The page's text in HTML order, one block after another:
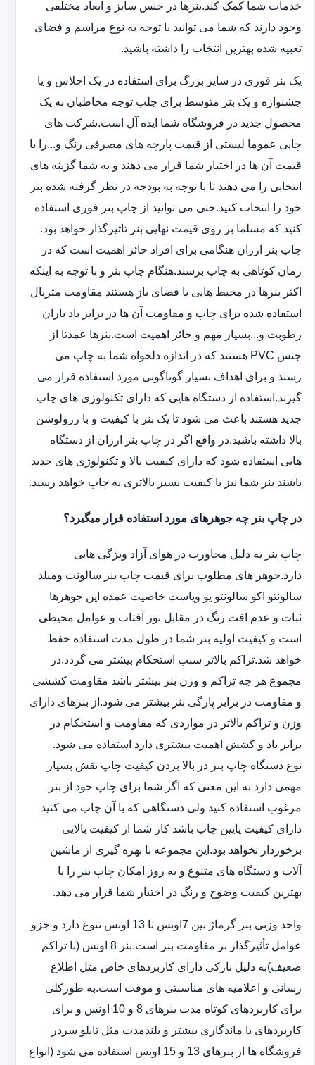
خدمات شما کمک کند.بنرها در جنس سایز و ابعاد مختلفی
وجود دارند که شما می توانید با توجه به نوع مراسم و فضای
تعبیه شده بهترین انتخاب را داشته باشید.
یک بنر فوری در سایز بزرگ برای استفاده در یک اجلاس و یا
جشنواره و یک بنر متوسط برای جلب توجه مخاطبان به یک
محصول جدید در فروشگاه شما ایده آل است.شرکت های
چاپی عموما لیستی از قیمت پارچه های مصرفی رنگ و...را با
قیمت آن ها در اختیار شما قرار می دهند و به شما گزینه های
انتخابی را می دهند تا با توجه به بودجه در نظر گرفته شده بنر
خود را انتخاب کنید.حتی می توانید از چاپ بنر فوری استفاده
کنید که مسلما بر روی قیمت نهایی بنر تاثیرگذار خواهد بود.
چاپ بنر ارزان هنگامی برای افراد حائز اهمیت است که در
زمان کوتاهی به چاپ برسند.هنگام چاپ بنر و با توجه به اینکه
اکثر بنرها در محیط هایی با فضای باز هستند مقاومت متریال
استفاده شده برای چاپ و مقاومت آن ها در برابر باد باران
رطوبت و...بسیار مهم و حائز اهمیت است.بنرها عمدتا از
جنس PVC هستند که در اندازه دلخواه شما به چاپ می
رسند و برای اهداف بسیار گوناگونی مورد استفاده قرار می
گیرند.استفاده از دستگاه هایی که دارای تکنولوژی های چاپ
جدید هستند باعث می شود تا یک بنر با کیفیت و با رزولوشن
بالا داشته باشید.در واقع اگر در چاپ بنر ارزان از دستگاه
هایی استفاده شود که دارای کیفیت بالا و تکنولوژی های جدید
باشند بنر شما نیز با کیفیت بسیر بالاتری به چاپ خواهد رسید.
در چاپ بنر چه جوهرهای مورد استفاده قرار میگیرد؟
چاپ بنر به دلیل مجاورت در هوای آزاد ویژگی هایی
دارد.جوهر های مطلوب برای قیمت چاپ بنر سالونت ‏و‏‏میلد
سالونت‎و ‎‏اکو سالونت‎‎‏و یو وی‎‏است خاصیت عمده این ‏جوهرها
ثبات و عدم افت رنگ در مقابل نور آفتاب و عوامل محیطی
است و کیفیت اولیه بنر شما در طول مدت استفاده حفظ
خواهد شد.‎تراکم بالاتر سبب استحکام بیشتر می گردد.در
مجموع هر چه تراکم و وزن بنر بیشتر باشد مقاومت کششی
و مقاومت در ‏برابر پارگی بنر بیشتر می شود.از بنرهای دارای
وزن و تراکم بالاتر در مواردی که مقاومت و استحکام در
برابر باد و ‏کشش اهمیت بیشتری دارد استفاده می شود‎.‎
نوع دستگاه چاپ بنر در بالا بردن کیفیت چاپ نقش بسیار
مهمی دارد به این معنی که اگر شما برای چاپ خود از بنر
‏مرغوب استفاده کنید ولی دستگاهی که با آن چاپ می کنید
دارای کیفیت پایین چاپ باشد کار شما از کیفیت بالایی
برخوردار ‏نخواهد بود.این مجموعه با بهره گیری از ماشین
آلات و دستگاه های متنوع و به روز امکان چاپ بنر را با
بهترین کیفیت ‏وضوح و رنگ در اختیار شما قرار می دهد.‏‎
واحد وزنی بنر گرماژ بین ‏‎7‎‏اونس تا 13 اونس تنوع دارد و جزو
عوامل تأثیرگذار بر مقاومت بنر است.بنر 8 اونس (با ‏تراکم
ضعیف)به دلیل نازکی دارای کاربردهای خاص مثل اطلاع
رسانی و اعلامیه های مناسبتی و موقت است.به طورکلی
‏برای کاربردهای کوتاه مدت بنرهای 8 و 10 اونس و برای
کاربردهای با ماندگاری بیشتر و بلندمدت مثل تابلو سردر
‏فروشگاه ها از بنرهای 13 و 15 اونس استفاده می شود (انواع